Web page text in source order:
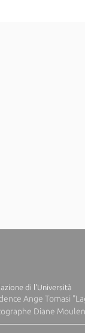
di l'Università
Ange Tomasi
Diane